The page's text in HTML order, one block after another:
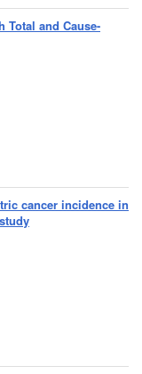
Total and Cause-
cancer incidence in